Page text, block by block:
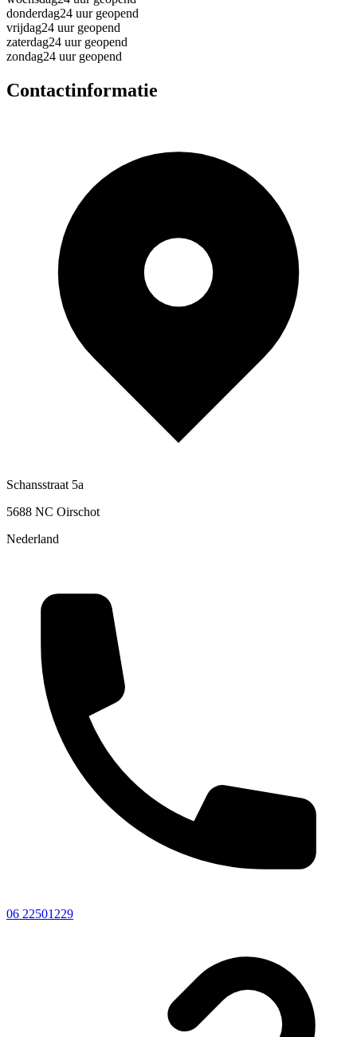
donderdag24 uur geopend
vrijdag24 uur geopend
zaterdag24 uur geopend
zondag24 uur geopend
Contactinformatie
Schansstraat 5a
5688 NC Oirschot
Nederland
06 22501229